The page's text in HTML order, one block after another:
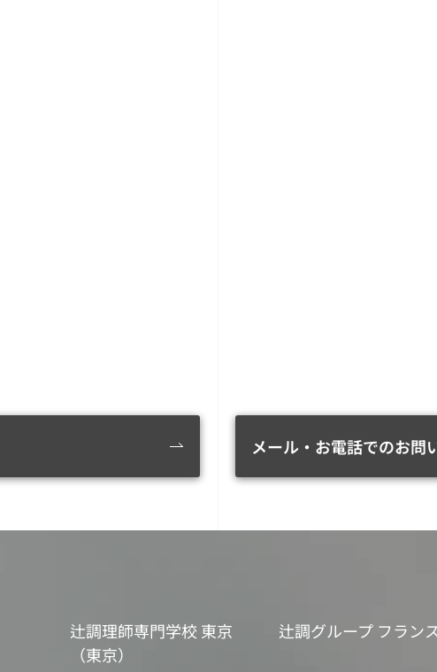
メール・お電話でのお問
辻調理師専門学校 東京
（東京）
辻調グループ フラン